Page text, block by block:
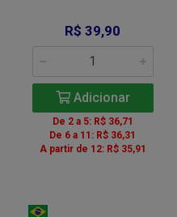
R$ 39,90
Adicionar
De 2 a 5: R$ 36,71
De 6 a 11: R$ 36,31
A partir de 12: R$ 35,91